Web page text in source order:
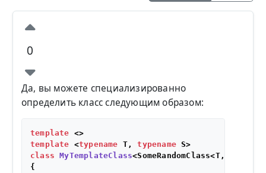
0
Да, вы можете специализированно
определить класс следующим образом:
template
template <typename T, typename
class
MyTemplateClass<SomeRandomClass<T, S>>
{